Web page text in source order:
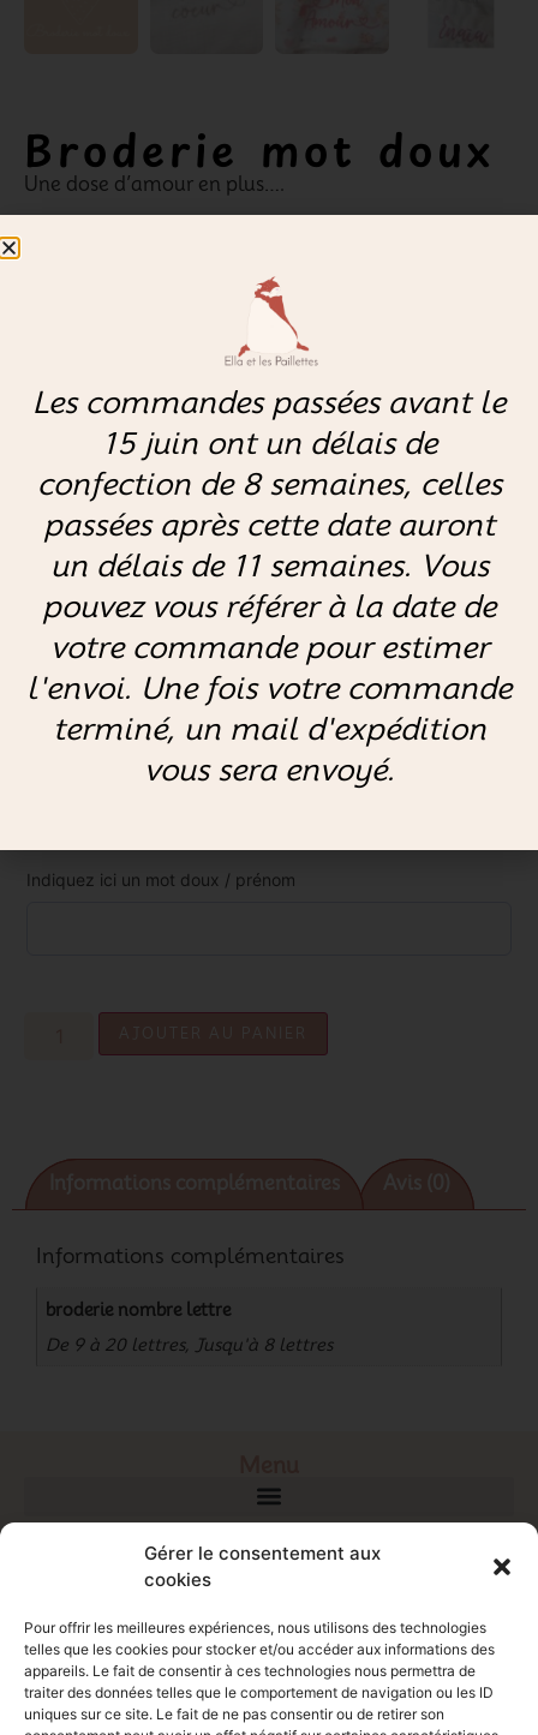
Gérer le consentement aux
cookies
Pour offrir les meilleures expériences, nous utilisons des technologies
telles que les cookies pour stocker et/ou accéder aux informations des
appareils. Le fait de consentir à ces technologies nous permettra de
traiter des données telles que le comportement de navigation ou les ID
uniques sur ce site. Le fait de ne pas consentir ou de retirer son
Broderie mot doux
Une dose d’amour en plus….
Je t’aime, Mon amour, Petit Cœur …( max 12
cette option autant de fois que nécessaire ou
précisez moi quel doudou est concerné.
8,50€ – 12,50 €
broderie nombre lettre
De 9 à 20 lettres Jusqu'à 8 lettres
Couleur de fils broderie
Indiquez ici un mot doux / prénom
Informations complémentaires
broderie nombre lettre
De 9 à 20 lettres, Jusqu'à 8 lettres
Créatrice de doudous personnalisés
Contact
Les commandes passées avant le
15 juin ont un délais de
confection de 8 semaines, celles
passées après cette date auront
un délais de 11 semaines. Vous
pouvez vous référer à la date de
votre commande pour estimer
l'envoi. Une fois votre commande
terminé, un mail d'expédition
vous sera envoyé.